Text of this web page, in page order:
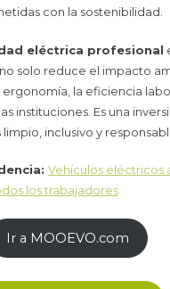
con la sostenibilidad.
eléctrica profesional
solo reduce el impacto
la eficiencia
instituciones. Es una
inclusivo y
Vehículos eléctricos
los trabajadores
Ir a MOOEVO.com